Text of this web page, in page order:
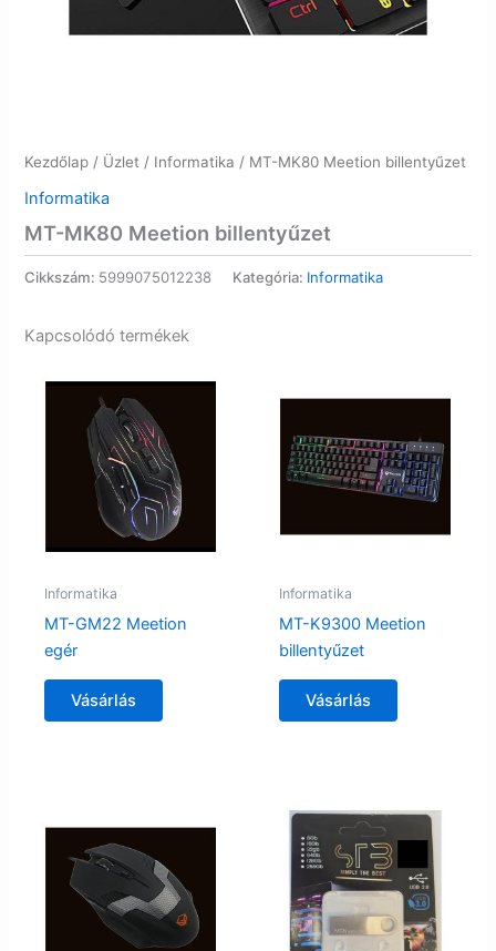
Kezdőlap / Üzlet / Informatika / MT-MK80 Meetion billentyűzet
Informatika
MT-MK80 Meetion billentyűzet
Cikkszám: 5999075012238 Kategória: Informatika
Kapcsolódó termékek
Informatika
MT-GM22 Meetion
egér
Vásárlás
Informatika
MT-K9300 Meetion
billentyűzet
Vásárlás